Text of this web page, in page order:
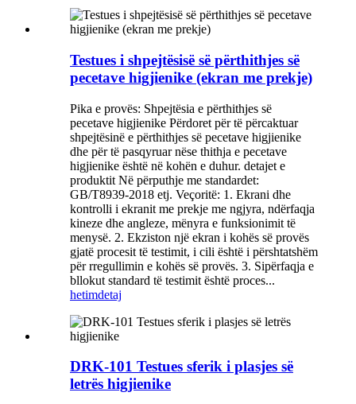
Testues i shpejtësisë së përthithjes së
pecetave higjienike (ekran me prekje)
Pika e provës: Shpejtësia e përthithjes së
pecetave higjienike Përdoret për të përcaktuar
shpejtësinë e përthithjes së pecetave higjienike
dhe për të pasqyruar nëse thithja e pecetave
higjienike është në kohën e duhur. detajet e
produktit Në përputhje me standardet:
GB/T8939-2018 etj. Veçoritë: 1. Ekrani dhe
kontrolli i ekranit me prekje me ngjyra, ndërfaqja
kineze dhe angleze, mënyra e funksionimit të
menysë. 2. Ekziston një ekran i kohës së provës
gjatë procesit të testimit, i cili është i përshtatshëm
për rregullimin e kohës së provës. 3. Sipërfaqja e
bllokut standard të testimit është proces...
hetimdetaj
DRK-101 Testues sferik i plasjes së
letrës higjienike